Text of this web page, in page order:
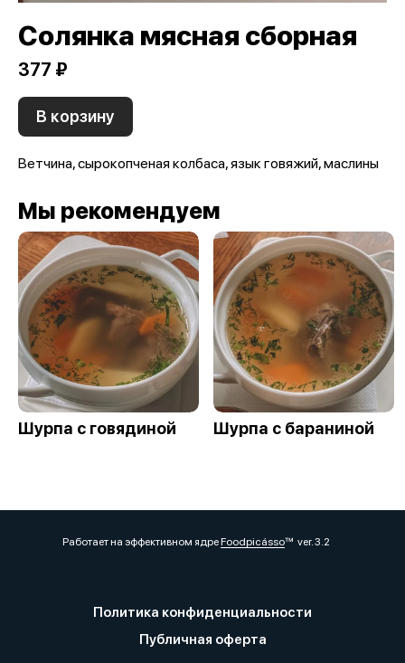
Солянка мясная сборная
377 ₽
В корзину
Ветчина, сырокопченая колбаса, язык говяжий, маслины
Мы рекомендуем
Шурпа с говядиной Шурпа с бараниной
Работает на эффективном ядреFoodpicássover. 3.2
Политика конфиденциальности
Публичная оферта